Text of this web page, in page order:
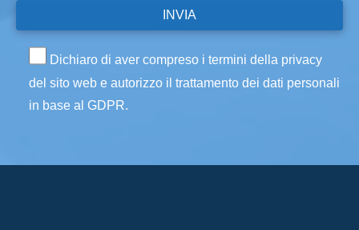
Dichiaro di aver compreso i termini della privacy
del sito web e autorizzo il trattamento dei dati personali
in base al GDPR.